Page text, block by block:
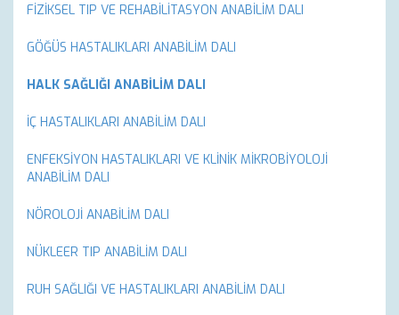
FİZİKSEL TIP VE REHABİLİTASYON ANABİLİM DALI
GÖĞÜS HASTALIKLARI ANABİLİM DALI
HALK SAĞLIĞI ANABİLİM DALI
İÇ HASTALIKLARI ANABİLİM DALI
ENFEKSİYON HASTALIKLARI VE KLİNİK MİKROBİYOLOJİ
ANABİLİM DALI
NÖROLOJİ ANABİLİM DALI
NÜKLEER TIP ANABİLİM DALI
RUH SAĞLIĞI VE HASTALIKLARI ANABİLİM DALI